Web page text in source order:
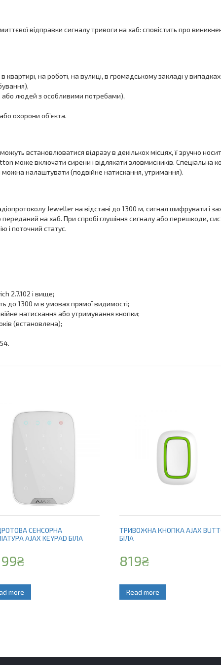
відправки сигналу тривоги на хаб: сповістить про
на роботі, на вулиці, в громадському закладі у
або людей з особливими потребами),
охорони об’єкта.
встановлюватися відразу в декількох місцях, її зручно
може включати сирени і відлякати зловмисників. Спеціальна
налаштувати (подвійне натискання, утримання).
Jeweller на відстані до 1300 м, сигнал шифрувати і
на хаб. При спробі глушіння сигналу або перешкоди,
і поточний статус.
2.7.102 і вище;
до 1300 м в умовах прямої видимості;
натискання або утримування кнопки;
(встановлена);
СЕНСОРНА
AJAX KEYPAD БІЛА
₴
more
ТРИВОЖНА КНОПКА AJAX
БІЛА
819₴
Read more